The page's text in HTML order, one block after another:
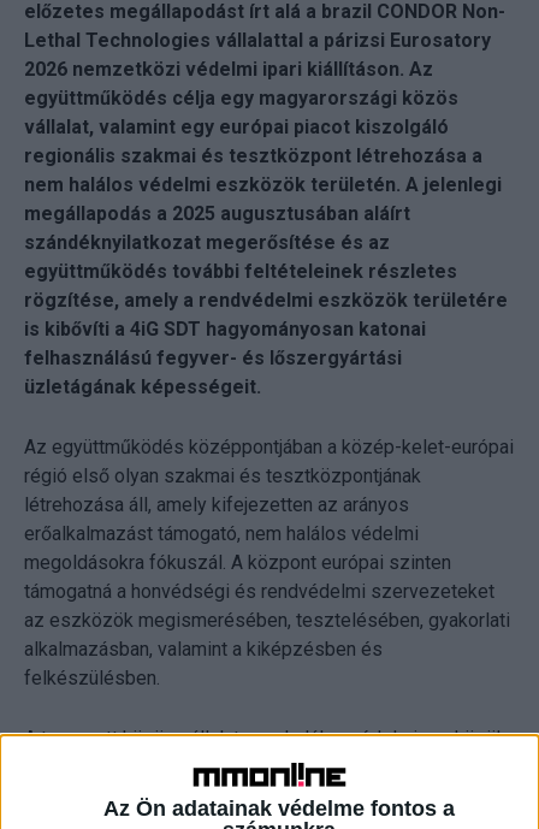
Az Ön adatainak védelme fontos a
előzetes megállapodást írt alá a brazil CONDOR Non-
Lethal Technologies vállalattal a párizsi Eurosatory
2026 nemzetközi védelmi ipari kiállításon. Az
együttműködés célja egy magyarországi közös
vállalat, valamint egy európai piacot kiszolgáló
regionális szakmai és tesztközpont létrehozása a
nem halálos védelmi eszközök területén. A jelenlegi
megállapodás a 2025 augusztusában aláírt
szándéknyilatkozat megerősítése és az
együttműködés további feltételeinek részletes
rögzítése, amely a rendvédelmi eszközök területére
is kibővíti a 4iG SDT hagyományosan katonai
felhasználású fegyver- és lőszergyártási
üzletágának képességeit.
Az együttműködés középpontjában a közép-kelet-európai
régió első olyan szakmai és tesztközpontjának
létrehozása áll, amely kifejezetten az arányos
erőalkalmazást támogató, nem halálos védelmi
megoldásokra fókuszál. A központ európai szinten
támogatná a honvédségi és rendvédelmi szervezeteket
az eszközök megismerésében, tesztelésében, gyakorlati
alkalmazásban, valamint a kiképzésben és
felkészülésben.
A tervezett közös vállalat nem halálos védelmi eszközök
fejlesztésével, gyártásával és értékesítésével
foglalkozna. Ide tartozhatnak többek között a speciális
lőszerek, pirotechnikai eszközök és intelligens védelmi